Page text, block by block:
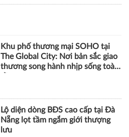
Khu phố thương mại SOHO tại
The Global City: Nơi bản sắc giao
thương song hành nhịp sống toàn
Lộ diện dòng BĐS cao cấp tại Đà
Nẵng lọt tầm ngắm giới thượng
lưu